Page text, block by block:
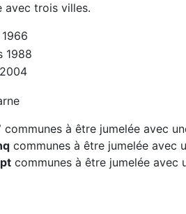
avec trois villes.
1988
communes à être jumelée avec
communes à être jumelée avec
communes à être jumelée avec